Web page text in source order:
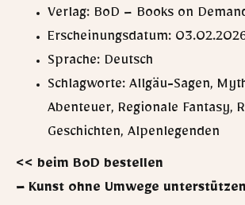
Verlag: BoD – Books on
Erscheinungsdatum:
Sprache: Deutsch
Schlagworte: Allgäu-Sagen,
Abenteuer, Regionale Fantasy,
Geschichten, Alpenlegenden
<< beim BoD bestellen
– Kunst ohne Umwege unterstützen